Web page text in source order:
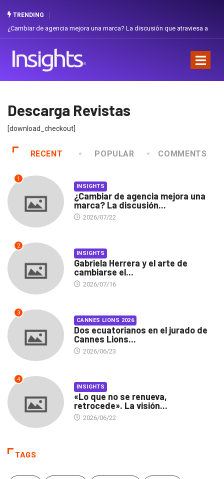
TRENDING
¿Cambiar de agencia mejora una marca? La discusión que atraviesa a
Descarga Revistas
[download_checkout]
RECENT POPULAR COMMENTS
1
INSIGHTS
¿Cambiar de agencia mejora una
marca? La discusión...
2026/07/22
2
INSIGHTS
Gabriela Herrera y el arte de
cambiarse el...
2026/07/16
3
CANNES LIONS 2026
Dos ecuatorianos en el jurado de
Cannes Lions...
2026/06/23
4
INSIGHTS
«Lo que no se renueva,
retrocede». La visión...
2026/06/22
TAGS